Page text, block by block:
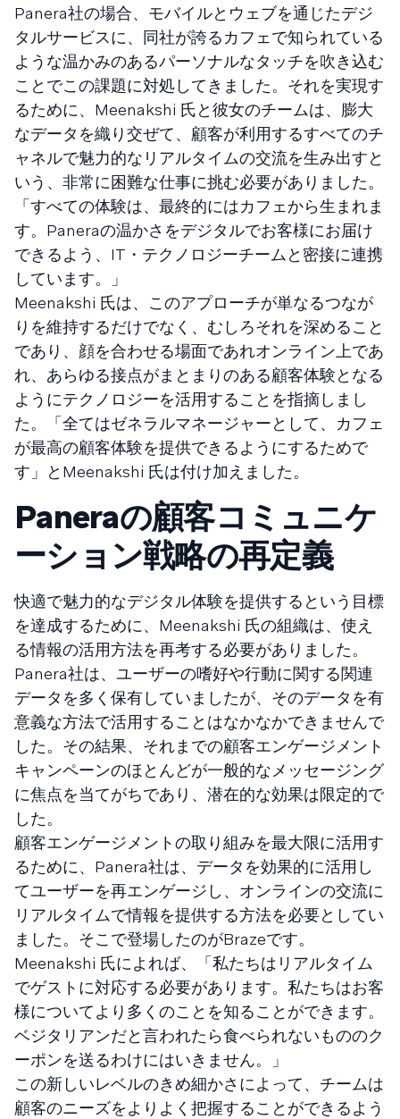
Panera社の場合、モバイルとウェブを通じたデジ
タルサービスに、同社が誇るカフェで知られている
ような温かみのあるパーソナルなタッチを吹き込む
ことでこの課題に対処してきました。それを実現す
るために、Meenakshi 氏と彼女のチームは、膨大
なデータを織り交ぜて、顧客が利用するすべてのチ
ャネルで魅力的なリアルタイムの交流を生み出すと
いう、非常に困難な仕事に挑む必要がありました。
「すべての体験は、最終的にはカフェから生まれま
す。Paneraの温かさをデジタルでお客様にお届け
できるよう、IT・テクノロジーチームと密接に連携
しています。」
Meenakshi 氏は、このアプローチが単なるつなが
りを維持するだけでなく、むしろそれを深めること
であり、顔を合わせる場面であれオンライン上であ
れ、あらゆる接点がまとまりのある顧客体験となる
ようにテクノロジーを活用することを指摘しまし
た。「全てはゼネラルマネージャーとして、カフェ
が最高の顧客体験を提供できるようにするためで
す」とMeenakshi 氏は付け加えました。
Paneraの顧客コミュニケ
ーション戦略の再定義
快適で魅力的なデジタル体験を提供するという目標
を達成するために、Meenakshi 氏の組織は、使え
る情報の活用方法を再考する必要がありました。
Panera社は、ユーザーの嗜好や行動に関する関連
データを多く保有していましたが、そのデータを有
意義な方法で活用することはなかなかできませんで
した。その結果、それまでの顧客エンゲージメント
キャンペーンのほとんどが一般的なメッセージング
に焦点を当てがちであり、潜在的な効果は限定的で
した。
顧客エンゲージメントの取り組みを最大限に活用す
るために、Panera社は、データを効果的に活用し
てユーザーを再エンゲージし、オンラインの交流に
リアルタイムで情報を提供する方法を必要としてい
ました。そこで登場したのがBrazeです。
Meenakshi 氏によれば、「私たちはリアルタイム
でゲストに対応する必要があります。私たちはお客
様についてより多くのことを知ることができます。
ベジタリアンだと言われたら食べられないもののク
ーポンを送るわけにはいきません。」
この新しいレベルのきめ細かさによって、チームは
顧客のニーズをよりよく把握することができるよう